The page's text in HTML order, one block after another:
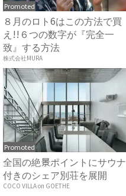
Promoted
８月のロト6はこの方法で買
え!!６つの数字が『完全一
致』する方法
株式会社MURA
Promoted
全国の絶景ポイントにサウナ
付きのシェア別荘を展開
COCO VILLA on GOETHE